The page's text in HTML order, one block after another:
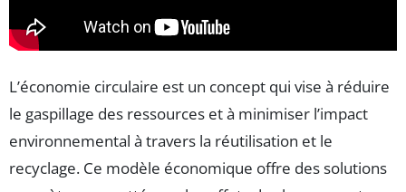
L’économie circulaire est un concept qui vise à réduire
le gaspillage des ressources et à minimiser l’impact
environnemental à travers la réutilisation et le
recyclage. Ce modèle économique offre des solutions